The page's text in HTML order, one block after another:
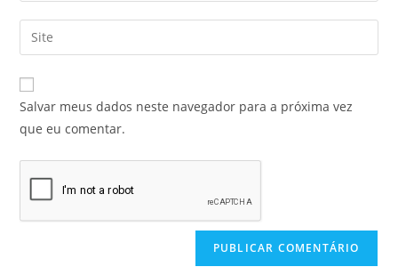
Salvar meus dados neste navegador para a próxima vez
que eu comentar.